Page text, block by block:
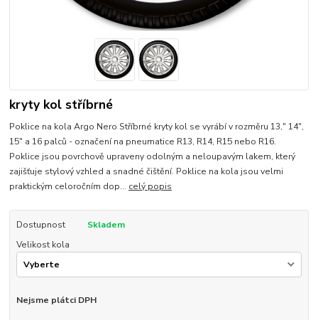
kryty kol stříbrné
Poklice na kola Argo Nero Stříbrné kryty kol se vyrábí v rozměru 13," 14",
15" a 16 palců - označení na pneumatice R13, R14, R15 nebo R16.
Poklice jsou povrchově upraveny odolným a neloupavým lakem, který
zajišťuje stylový vzhled a snadné čištění. Poklice na kola jsou velmi
praktickým celoročním dop... celý popis
Dostupnost
Skladem
Velikost kola
Nejsme plátci DPH